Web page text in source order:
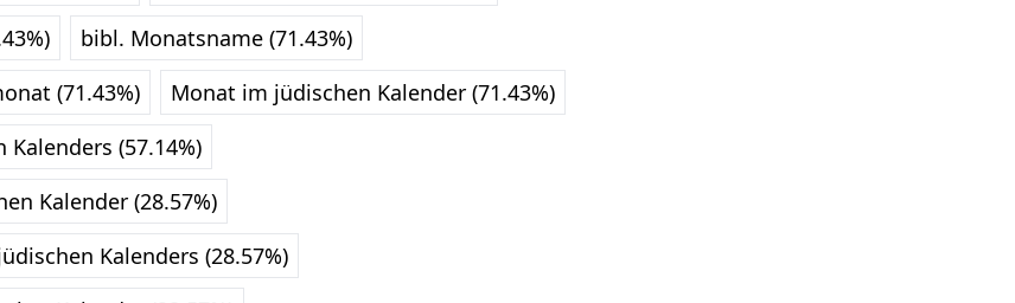
bibl. Monatsname (71.43%)
(71.43%)
Monat im jüdischen Kalender (71.43%)
(57.14%)
Kalender (28.57%)
Kalenders (28.57%)